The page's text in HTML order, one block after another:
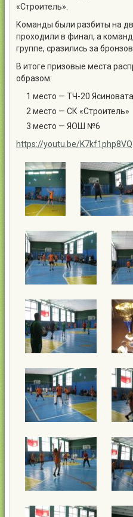
«Строитель».
Команды были разбиты на
проходили в финал, а
группе, сразились за
В итоге призовые места
образом:
1 место — ТЧ-20
2 место — СК «Строитель»
3 место — ЯОШ №6
https://youtu.be/K7kf1php8VQ